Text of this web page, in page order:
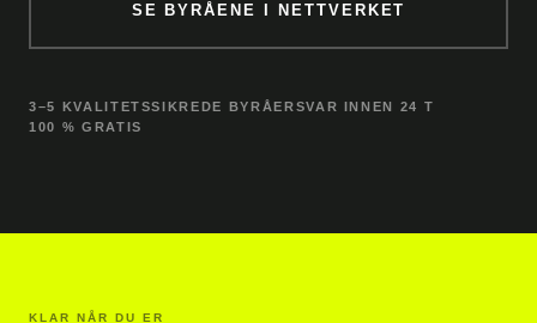
SE BYRÅENE I NETTVERKET
3–5 KVALITETSSIKREDE BYRÅERSVAR INNEN 24 T
100 % GRATIS
KLAR NÅR DU ER